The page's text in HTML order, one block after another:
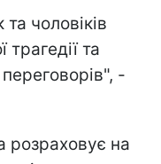
чоловіків
та
-
розраховує на